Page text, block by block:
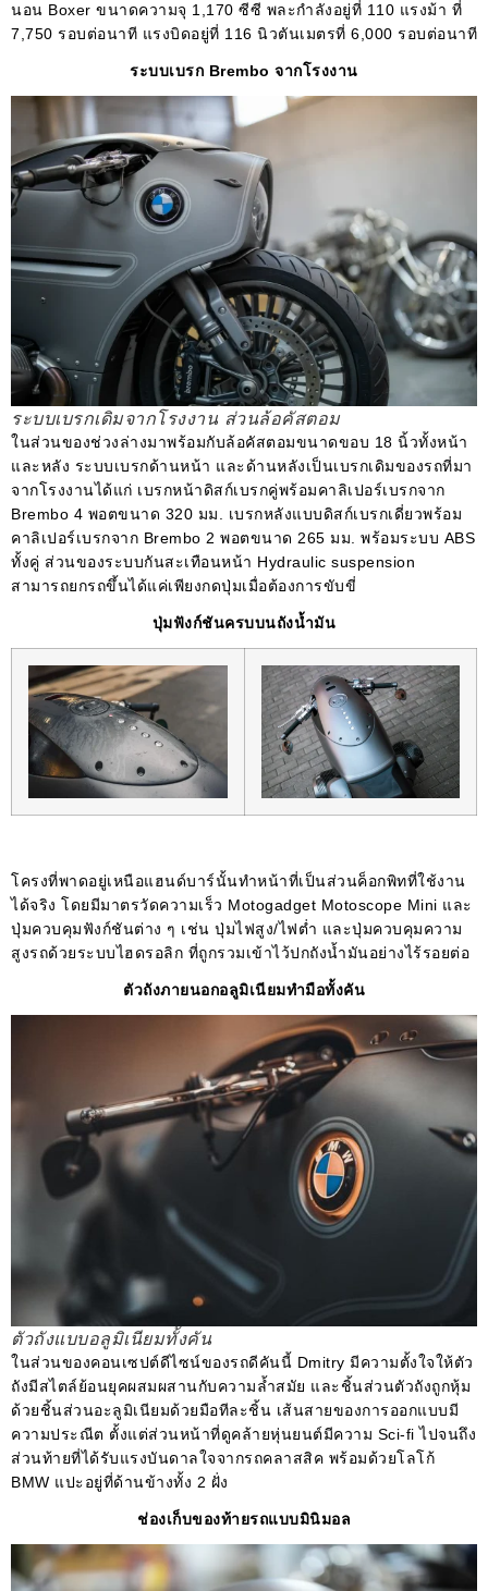
นอน Boxer ขนาดความจุ 1,170 ซีซี พละกำลังอยู่ที่ 110 แรงม้า ที่
7,750 รอบต่อนาที แรงบิดอยู่ที่ 116 นิวตันเมตรที่ 6,000 รอบต่อนาที
ระบบเบรก Brembo จากโรงงาน
ระบบเบรกเดิมจากโรงงาน ส่วนล้อคัสตอม
ในส่วนของช่วงล่างมาพร้อมกับล้อคัสตอมขนาดขอบ 18 นิ้วทั้งหน้า
และหลัง ระบบเบรกด้านหน้า และด้านหลังเป็นเบรกเดิมของรถที่มา
จากโรงงานได้แก่ เบรกหน้าดิสก์เบรกคู่พร้อมคาลิเปอร์เบรกจาก
Brembo 4 พอตขนาด 320 มม. เบรกหลังแบบดิสก์เบรกเดี่ยวพร้อม
คาลิเปอร์เบรกจาก Brembo 2 พอตขนาด 265 มม. พร้อมระบบ ABS
ทั้งคู่ ส่วนของระบบกันสะเทือนหน้า Hydraulic suspension
สามารถยกรถขึ้นได้แค่เพียงกดปุ่มเมื่อต้องการขับขี่
ปุ่มฟังก์ชันครบบนถังน้ำมัน
โครงที่พาดอยู่เหนือแฮนด์บาร์นั้นทำหน้าที่เป็นส่วนค็อกพิทที่ใช้งาน
ได้จริง โดยมีมาตรวัดความเร็ว Motogadget Motoscope Mini และ
ปุ่มควบคุมฟังก์ชันต่าง ๆ เช่น ปุ่มไฟสูง/ไฟต่ำ และปุ่มควบคุมความ
สูงรถด้วยระบบไฮดรอลิก ที่ถูกรวมเข้าไว้ปกถังน้ำมันอย่างไร้รอยต่อ
ตัวถังภายนอกอลูมิเนียมทำมือทั้งคัน
ตัวถังแบบอลูมิเนียมทั้งคัน
ในส่วนของคอนเซปต์ดีไซน์ของรถดีคันนี้ Dmitry มีความตั้งใจให้ตัว
ถังมีสไตล์ย้อนยุคผสมผสานกับความล้ำสมัย และชิ้นส่วนตัวถังถูกหุ้ม
ด้วยชิ้นส่วนอะลูมิเนียมด้วยมือทีละชิ้น เส้นสายของการออกแบบมี
ความประณีต ตั้งแต่ส่วนหน้าที่ดูคล้ายหุ่นยนต์มีความ Sci-fi ไปจนถึง
ส่วนท้ายที่ได้รับแรงบันดาลใจจากรถคลาสสิค พร้อมด้วยโลโก้
BMW แปะอยู่ที่ด้านข้างทั้ง 2 ฝั่ง
ช่องเก็บของท้ายรถแบบมินิมอล